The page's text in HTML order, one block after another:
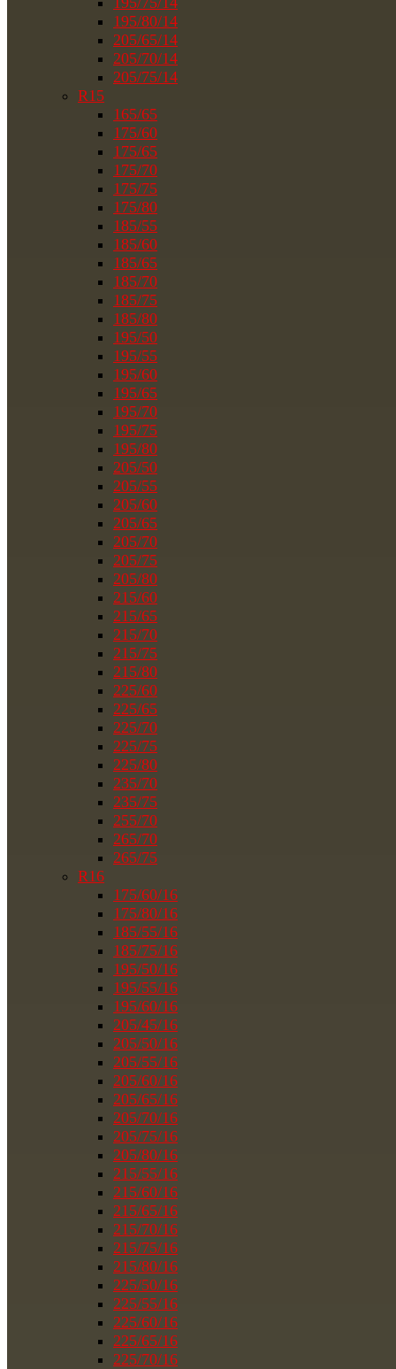
195/80/14
205/65/14
205/70/14
205/75/14
R15
165/65
175/60
175/65
175/70
175/75
175/80
185/55
185/60
185/65
185/70
185/75
185/80
195/50
195/55
195/60
195/65
195/70
195/75
195/80
205/50
205/55
205/60
205/65
205/70
205/75
205/80
215/60
215/65
215/70
215/75
215/80
225/60
225/65
225/70
225/75
225/80
235/70
235/75
255/70
265/70
265/75
R16
175/60/16
175/80/16
185/55/16
185/75/16
195/50/16
195/55/16
195/60/16
205/45/16
205/50/16
205/55/16
205/60/16
205/65/16
205/70/16
205/75/16
205/80/16
215/55/16
215/60/16
215/65/16
215/70/16
215/75/16
215/80/16
225/50/16
225/55/16
225/60/16
225/65/16
225/70/16